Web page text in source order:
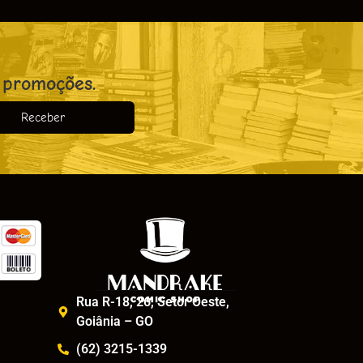
Receber
Rua R-18, 26, Setor Oeste,
Goiânia – GO
(62) 3215-1339